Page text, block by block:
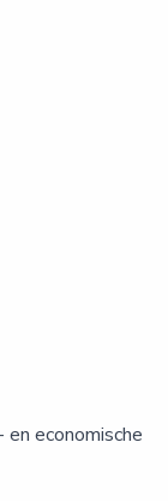
economische